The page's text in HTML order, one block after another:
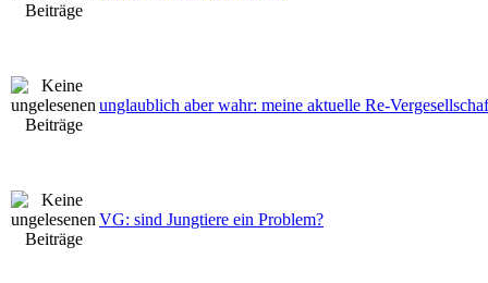
unglaublich aber wahr: meine aktuelle Re-
VG: sind Jungtiere ein Problem?